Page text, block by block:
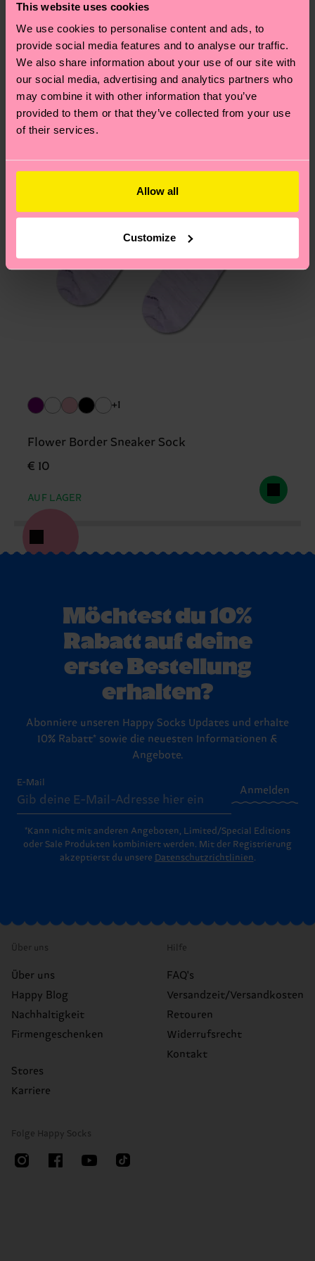
This website uses cookies
We use cookies to personalise content and ads, to
provide social media features and to analyse our traffic.
We also share information about your use of our site with
our social media, advertising and analytics partners who
may combine it with other information that you’ve
provided to them or that they’ve collected from your use
of their services.
Allow all
Customize
findest du auf unsererNachhaltigkeitsseite
und die genaue Lieferzeit von der lokalen Post in
deinem Land abhängt.
Du hast Fragen zu einer Retoure? In unserem
Hilfebereich im ArtikelRetourenfindest du die
am häufigsten gestellten Fragen.
Ähnliche muster
Neuheit
+1
Flower Border Sneaker Sock
€ 10
AUF LAGER
Möchtest du 10%
Rabatt auf deine
erste Bestellung
erhalten?
Abonniere unseren Happy Socks Updates und erhalte
10% Rabatt* sowie die neuesten Informationen &
Angebote.
E-Mail
Anmelden
*Kann nicht mit anderen Angeboten, Limited/Special Editions
oder Sale Produkten kombiniert werden. Mit der Registrierung
akzeptierst du unsere Datenschutzrichtlinien.
Über uns
Über uns
Happy Blog
Nachhaltigkeit
Firmengeschenken
Stores
Karriere
Hilfe
FAQ's
Versandzeit/Versandkosten
Retouren
Widerrufsrecht
Kontakt
Folge Happy Socks